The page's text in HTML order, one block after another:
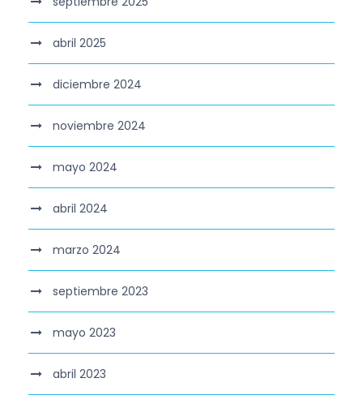
abril 2025
diciembre 2024
noviembre 2024
mayo 2024
abril 2024
marzo 2024
septiembre 2023
mayo 2023
abril 2023